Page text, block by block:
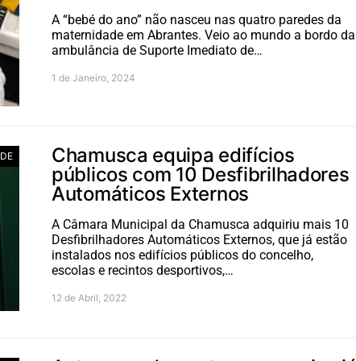
A “bebé do ano” não nasceu nas quatro paredes da
maternidade em Abrantes. Veio ao mundo a bordo da
ambulância de Suporte Imediato de…
1 de Janeiro, 2024
Chamusca equipa edifícios
públicos com 10 Desfibrilhadores
Automáticos Externos
A Câmara Municipal da Chamusca adquiriu mais 10
Desfibrilhadores Automáticos Externos, que já estão
instalados nos edifícios públicos do concelho,
escolas e recintos desportivos,…
12 de Abril, 2022